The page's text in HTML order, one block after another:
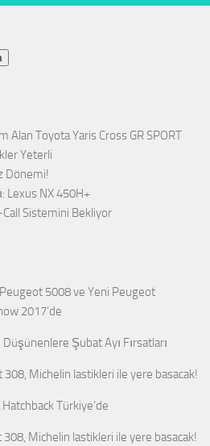
Alan Toyota Yaris Cross GR SPORT
Yeterli
Dönemi!
Lexus NX 450H+
Sistemini Bekliyor
5008 ve Yeni Peugeot
2017’de
Şubat Ayı Fırsatları
308, Michelin lastikleri ile yere basacak!
Türkiye’de
Michelin lastikleri ile yere basacak!